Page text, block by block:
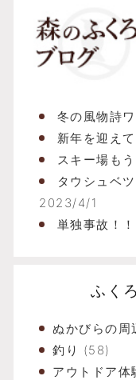
冬の風物詩
新年を迎えて
スキー場も
タウシュベ
2023/4/1
単独事故！！
ふく
ぬかびらの周
釣り (58)
アウトドア体